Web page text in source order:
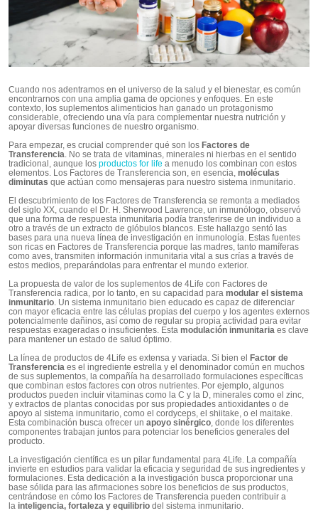
Cuando nos adentramos en el universo de la salud y el bienestar, es común
encontrarnos con una amplia gama de opciones y enfoques. En este
contexto, los suplementos alimenticios han ganado un protagonismo
considerable, ofreciendo una vía para complementar nuestra nutrición y
apoyar diversas funciones de nuestro organismo.
Para empezar, es crucial comprender qué son los Factores de
Transferencia . No se trata de vitaminas, minerales ni hierbas en el sentido
tradicional, aunque los productos for life a menudo los combinan con estos
elementos. Los Factores de Transferencia son, en esencia, moléculas
diminutas que actúan como mensajeras para nuestro sistema inmunitario.
El descubrimiento de los Factores de Transferencia se remonta a mediados
del siglo XX, cuando el Dr. H. Sherwood Lawrence, un inmunólogo, observó
que una forma de respuesta inmunitaria podía transferirse de un individuo a
otro a través de un extracto de glóbulos blancos. Este hallazgo sentó las
bases para una nueva línea de investigación en inmunología. Estas fuentes
son ricas en Factores de Transferencia porque las madres, tanto mamíferas
como aves, transmiten información inmunitaria vital a sus crías a través de
estos medios, preparándolas para enfrentar el mundo exterior.
La propuesta de valor de los suplementos de 4Life con Factores de
Transferencia radica, por lo tanto, en su capacidad para modular el sistema
inmunitario . Un sistema inmunitario bien educado es capaz de diferenciar
con mayor eficacia entre las células propias del cuerpo y los agentes externos
potencialmente dañinos, así como de regular su propia actividad para evitar
respuestas exageradas o insuficientes. Esta modulación inmunitaria es clave
para mantener un estado de salud óptimo.
La línea de productos de 4Life es extensa y variada. Si bien el Factor de
Transferencia es el ingrediente estrella y el denominador común en muchos
de sus suplementos, la compañía ha desarrollado formulaciones específicas
que combinan estos factores con otros nutrientes. Por ejemplo, algunos
productos pueden incluir vitaminas como la C y la D, minerales como el zinc,
y extractos de plantas conocidas por sus propiedades antioxidantes o de
apoyo al sistema inmunitario, como el cordyceps, el shiitake, o el maitake.
Esta combinación busca ofrecer un apoyo sinérgico , donde los diferentes
componentes trabajan juntos para potenciar los beneficios generales del
producto.
La investigación científica es un pilar fundamental para 4Life. La compañía
invierte en estudios para validar la eficacia y seguridad de sus ingredientes y
formulaciones. Esta dedicación a la investigación busca proporcionar una
base sólida para las afirmaciones sobre los beneficios de sus productos,
centrándose en cómo los Factores de Transferencia pueden contribuir a
la inteligencia, fortaleza y equilibrio del sistema inmunitario.